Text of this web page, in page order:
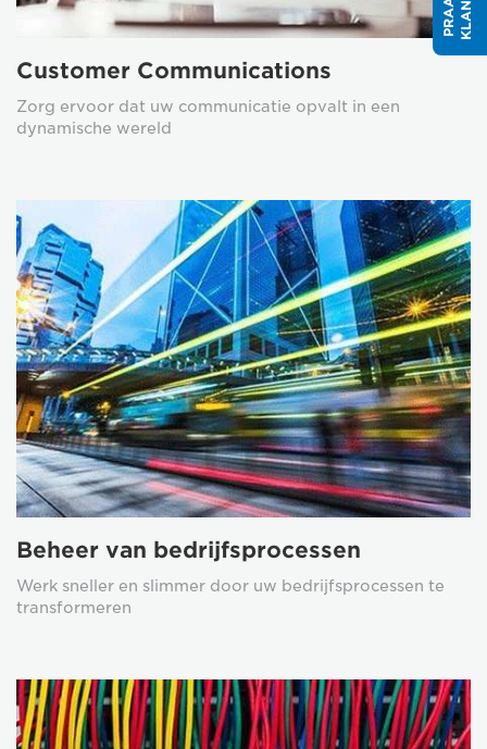
Customer Communications
Zorg ervoor dat uw communicatie opvalt in een
dynamische wereld
Beheer van bedrijfsprocessen
Werk sneller en slimmer door uw bedrijfsprocessen te
transformeren